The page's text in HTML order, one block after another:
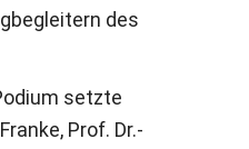
des
setzte
Prof. Dr.-